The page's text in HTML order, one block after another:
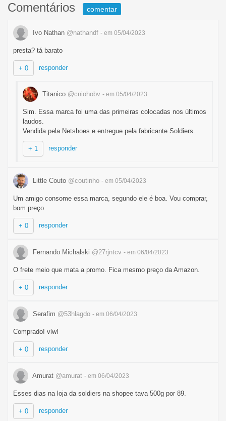
Comentários comentar
Ivo Nathan @nathandf - em 05/04/2023
presta? tá barato
+ 0 responder
Titanico @cniohobv - em 05/04/2023
Sim. Essa marca foi uma das primeiras colocadas nos últimos
laudos.
Vendida pela Netshoes e entregue pela fabricante Soldiers.
+ 1 responder
Little Couto @coutinho - em 05/04/2023
Um amigo consome essa marca, segundo ele é boa. Vou comprar,
bom preço.
+ 0 responder
Fernando Michalski @27rjntcv - em 06/04/2023
O frete meio que mata a promo. Fica mesmo preço da Amazon.
+ 0 responder
Serafim @53hlagdo - em 06/04/2023
Comprado! vlw!
+ 0 responder
Amurat @amurat - em 06/04/2023
Esses dias na loja da soldiers na shopee tava 500g por 89.
+ 0 responder